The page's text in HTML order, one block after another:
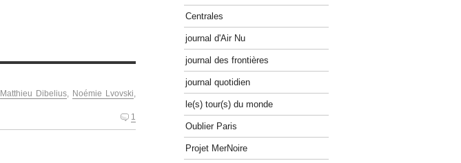
Matthieu Dibelius, Noémie Lvovski
1
Centrales
journal d'Air Nu
journal des frontières
journal quotidien
le(s) tour(s) du monde
Oublier Paris
Projet MerNoire